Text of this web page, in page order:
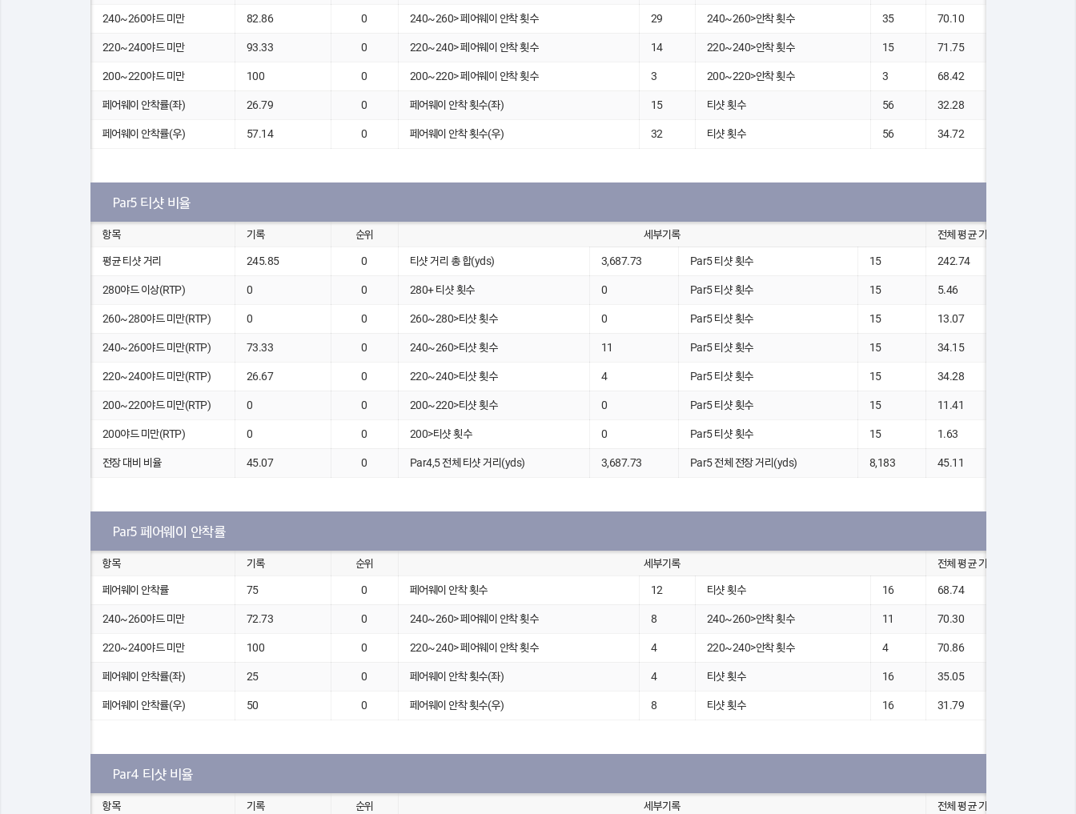
240~260야드 미만 82.86 0 240~260> 페어웨이 안착 횟수 29 240~260>안착 횟수 35 70.10
220~240야드 미만 93.33 0 220~240> 페어웨이 안착 횟수 14 220~240>안착 횟수 15 71.75
200~220야드 미만 100 0 200~220> 페어웨이 안착 횟수 3 200~220>안착 횟수 3 68.42
페어웨이 안착률(좌) 26.79 0 페어웨이 안착 횟수(좌) 15 티샷 횟수 56 32.28
페어웨이 안착률(우) 57.14 0 페어웨이 안착 횟수(우) 32 티샷 횟수 56 34.72
Par5 티샷 비율
항목 기록 순위 세부기록 전체 평균 기록
평균 티샷 거리 245.85 0 티샷 거리 총 합(yds) 3,687.73 Par5 티샷 횟수 15 242.74
280야드 이상(RTP) 0 0 280+ 티샷 횟수 0 Par5 티샷 횟수 15 5.46
260~280야드 미만(RTP) 0 0 260~280>티샷 횟수 0 Par5 티샷 횟수 15 13.07
240~260야드 미만(RTP) 73.33 0 240~260>티샷 횟수 11 Par5 티샷 횟수 15 34.15
220~240야드 미만(RTP) 26.67 0 220~240>티샷 횟수 4 Par5 티샷 횟수 15 34.28
200~220야드 미만(RTP) 0 0 200~220>티샷 횟수 0 Par5 티샷 횟수 15 11.41
200야드 미만(RTP) 0 0 200>티샷 횟수 0 Par5 티샷 횟수 15 1.63
전장 대비 비율 45.07 0 Par4,5 전체 티샷 거리(yds) 3,687.73 Par5 전체 전장 거리(yds) 8,183 45.11
Par5 페어웨이 안착률
항목 기록 순위 세부기록 전체 평균 기록
페어웨이 안착률 75 0 페어웨이 안착 횟수 12 티샷 횟수 16 68.74
240~260야드 미만 72.73 0 240~260> 페어웨이 안착 횟수 8 240~260>안착 횟수 11 70.30
220~240야드 미만 100 0 220~240> 페어웨이 안착 횟수 4 220~240>안착 횟수 4 70.86
페어웨이 안착률(좌) 25 0 페어웨이 안착 횟수(좌) 4 티샷 횟수 16 35.05
페어웨이 안착률(우) 50 0 페어웨이 안착 횟수(우) 8 티샷 횟수 16 31.79
Par4 티샷 비율
항목 기록 순위 세부기록 전체 평균 기록